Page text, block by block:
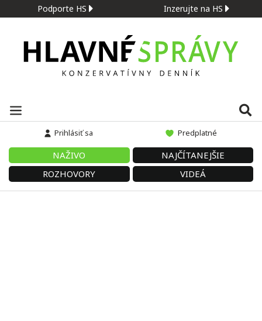
Podporte HS Inzerujte na HS
Prihlásiť sa Predplatné
NAŽIVO
NAJČÍTANEJŠIE
ROZHOVORY
VIDEÁ